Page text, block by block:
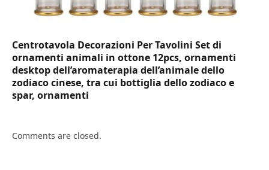
Centrotavola Decorazioni Per Tavolini Set di
ornamenti animali in ottone 12pcs, ornamenti
desktop dell’aromaterapia dell’animale dello
zodiaco cinese, tra cui bottiglia dello zodiaco e
spar, ornamenti
Comments are closed.